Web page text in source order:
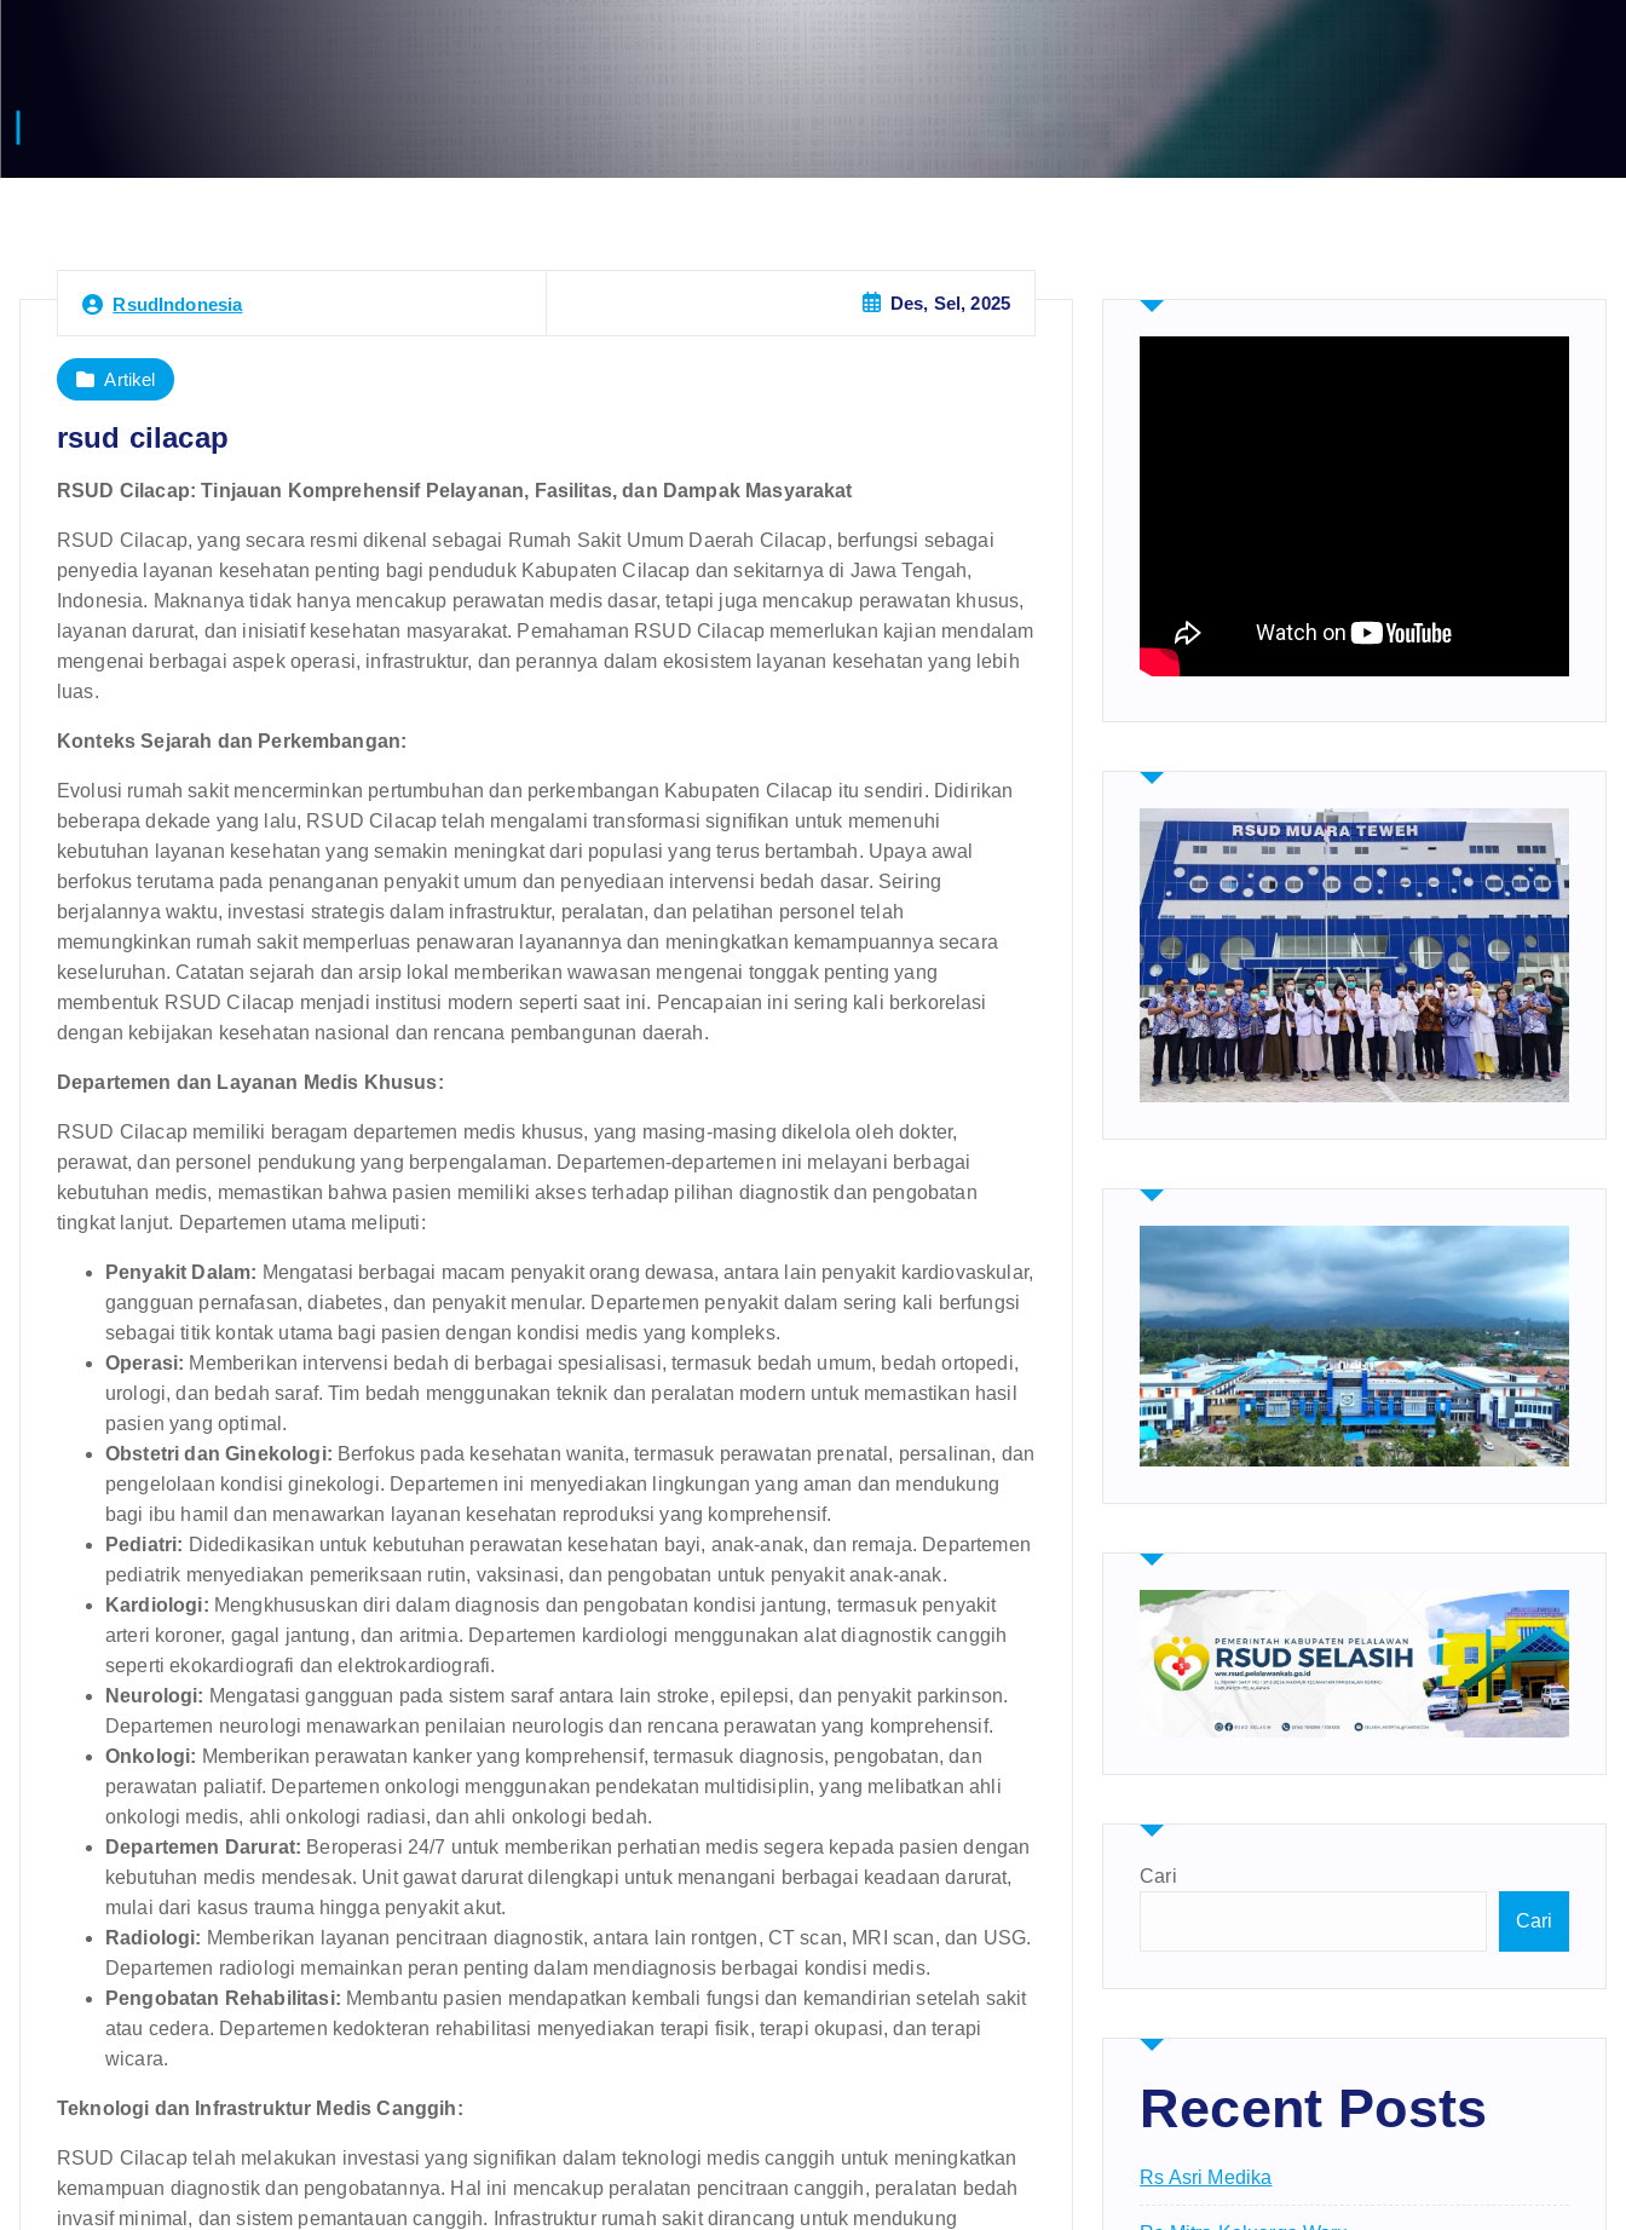
RsudIndonesia Des, Sel, 2025
Artikel
rsud cilacap
RSUD Cilacap: Tinjauan Komprehensif Pelayanan, Fasilitas, dan Dampak Masyarakat
RSUD Cilacap, yang secara resmi dikenal sebagai Rumah Sakit Umum Daerah Cilacap, berfungsi sebagai
penyedia layanan kesehatan penting bagi penduduk Kabupaten Cilacap dan sekitarnya di Jawa Tengah,
Indonesia. Maknanya tidak hanya mencakup perawatan medis dasar, tetapi juga mencakup perawatan khusus,
layanan darurat, dan inisiatif kesehatan masyarakat. Pemahaman RSUD Cilacap memerlukan kajian mendalam
mengenai berbagai aspek operasi, infrastruktur, dan perannya dalam ekosistem layanan kesehatan yang lebih
luas.
Konteks Sejarah dan Perkembangan:
Evolusi rumah sakit mencerminkan pertumbuhan dan perkembangan Kabupaten Cilacap itu sendiri. Didirikan
beberapa dekade yang lalu, RSUD Cilacap telah mengalami transformasi signifikan untuk memenuhi
kebutuhan layanan kesehatan yang semakin meningkat dari populasi yang terus bertambah. Upaya awal
berfokus terutama pada penanganan penyakit umum dan penyediaan intervensi bedah dasar. Seiring
berjalannya waktu, investasi strategis dalam infrastruktur, peralatan, dan pelatihan personel telah
memungkinkan rumah sakit memperluas penawaran layanannya dan meningkatkan kemampuannya secara
keseluruhan. Catatan sejarah dan arsip lokal memberikan wawasan mengenai tonggak penting yang
membentuk RSUD Cilacap menjadi institusi modern seperti saat ini. Pencapaian ini sering kali berkorelasi
dengan kebijakan kesehatan nasional dan rencana pembangunan daerah.
Departemen dan Layanan Medis Khusus:
RSUD Cilacap memiliki beragam departemen medis khusus, yang masing-masing dikelola oleh dokter,
perawat, dan personel pendukung yang berpengalaman. Departemen-departemen ini melayani berbagai
kebutuhan medis, memastikan bahwa pasien memiliki akses terhadap pilihan diagnostik dan pengobatan
tingkat lanjut. Departemen utama meliputi:
Penyakit Dalam: Mengatasi berbagai macam penyakit orang dewasa, antara lain penyakit kardiovaskular,
gangguan pernafasan, diabetes, dan penyakit menular. Departemen penyakit dalam sering kali berfungsi
sebagai titik kontak utama bagi pasien dengan kondisi medis yang kompleks.
Operasi: Memberikan intervensi bedah di berbagai spesialisasi, termasuk bedah umum, bedah ortopedi,
urologi, dan bedah saraf. Tim bedah menggunakan teknik dan peralatan modern untuk memastikan hasil
pasien yang optimal.
Obstetri dan Ginekologi: Berfokus pada kesehatan wanita, termasuk perawatan prenatal, persalinan, dan
pengelolaan kondisi ginekologi. Departemen ini menyediakan lingkungan yang aman dan mendukung
bagi ibu hamil dan menawarkan layanan kesehatan reproduksi yang komprehensif.
Pediatri: Didedikasikan untuk kebutuhan perawatan kesehatan bayi, anak-anak, dan remaja. Departemen
pediatrik menyediakan pemeriksaan rutin, vaksinasi, dan pengobatan untuk penyakit anak-anak.
Kardiologi: Mengkhususkan diri dalam diagnosis dan pengobatan kondisi jantung, termasuk penyakit
arteri koroner, gagal jantung, dan aritmia. Departemen kardiologi menggunakan alat diagnostik canggih
seperti ekokardiografi dan elektrokardiografi.
Neurologi: Mengatasi gangguan pada sistem saraf antara lain stroke, epilepsi, dan penyakit parkinson.
Departemen neurologi menawarkan penilaian neurologis dan rencana perawatan yang komprehensif.
Onkologi: Memberikan perawatan kanker yang komprehensif, termasuk diagnosis, pengobatan, dan
perawatan paliatif. Departemen onkologi menggunakan pendekatan multidisiplin, yang melibatkan ahli
onkologi medis, ahli onkologi radiasi, dan ahli onkologi bedah.
Departemen Darurat: Beroperasi 24/7 untuk memberikan perhatian medis segera kepada pasien dengan
kebutuhan medis mendesak. Unit gawat darurat dilengkapi untuk menangani berbagai keadaan darurat,
mulai dari kasus trauma hingga penyakit akut.
Radiologi: Memberikan layanan pencitraan diagnostik, antara lain rontgen, CT scan, MRI scan, dan USG.
Departemen radiologi memainkan peran penting dalam mendiagnosis berbagai kondisi medis.
Pengobatan Rehabilitasi: Membantu pasien mendapatkan kembali fungsi dan kemandirian setelah sakit
atau cedera. Departemen kedokteran rehabilitasi menyediakan terapi fisik, terapi okupasi, dan terapi
wicara.
Teknologi dan Infrastruktur Medis Canggih:
RSUD Cilacap telah melakukan investasi yang signifikan dalam teknologi medis canggih untuk meningkatkan
kemampuan diagnostik dan pengobatannya. Hal ini mencakup peralatan pencitraan canggih, peralatan bedah
invasif minimal, dan sistem pemantauan canggih. Infrastruktur rumah sakit dirancang untuk mendukung
Cari
Cari
Recent Posts
Rs Asri Medika